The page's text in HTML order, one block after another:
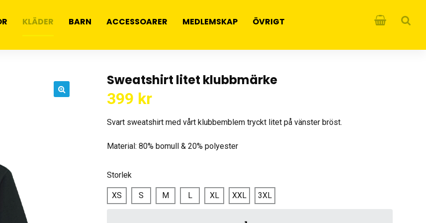
KLÄDER BARN ACCESSOARER MEDLEMSKAP ÖVRIGT
Sweatshirt litet klubbmärke
399 kr
Svart sweatshirt med vårt klubbemblem tryckt litet på vänster bröst.
Material: 80% bomull & 20% polyester
Storlek
XS S M L XL XXL 3XL